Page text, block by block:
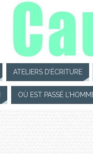
ATELIERS D’ÉCRITURE
OÙ EST PASSÉ